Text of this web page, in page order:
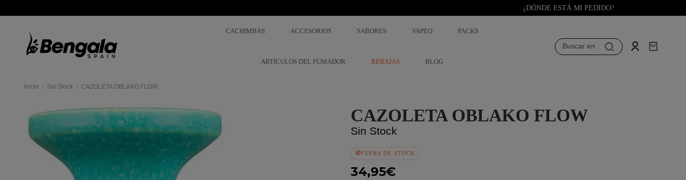
¿DÓNDE ESTÁ MI PEDIDO?
CACHIMBAS ACCESORIOS SABORES VAPEO PACKS
ARTÍCULOS DEL FUMADOR REBAJAS BLOG
Buscar en
Inicio Sin Stock CAZOLETA OBLAKO FLOW
CAZOLETA OBLAKO FLOW
Sin Stock
FUERA DE STOCK
34,95€